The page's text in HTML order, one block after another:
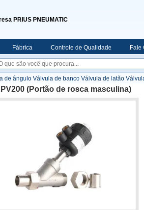
PRIUS PNEUMATIC
Fábrica Controle de Qualidade Fale
de ângulo Válvula de banco Válvula de latão
(Portão de rosca masculina)